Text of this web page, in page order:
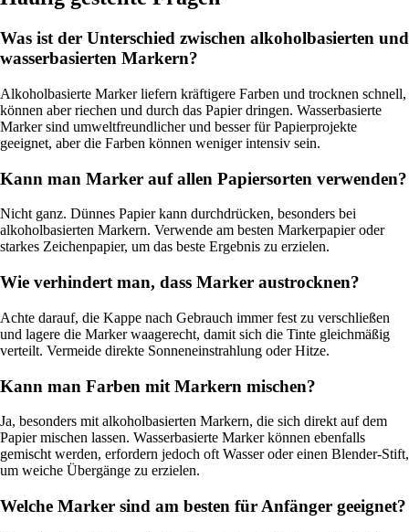
Was ist der Unterschied zwischen alkoholbasierten und
wasserbasierten Markern?
Alkoholbasierte Marker liefern kräftigere Farben und trocknen schnell,
können aber riechen und durch das Papier dringen. Wasserbasierte
Marker sind umweltfreundlicher und besser für Papierprojekte
geeignet, aber die Farben können weniger intensiv sein.
Kann man Marker auf allen Papiersorten verwenden?
Nicht ganz. Dünnes Papier kann durchdrücken, besonders bei
alkoholbasierten Markern. Verwende am besten Markerpapier oder
starkes Zeichenpapier, um das beste Ergebnis zu erzielen.
Wie verhindert man, dass Marker austrocknen?
Achte darauf, die Kappe nach Gebrauch immer fest zu verschließen
und lagere die Marker waagerecht, damit sich die Tinte gleichmäßig
verteilt. Vermeide direkte Sonneneinstrahlung oder Hitze.
Kann man Farben mit Markern mischen?
Ja, besonders mit alkoholbasierten Markern, die sich direkt auf dem
Papier mischen lassen. Wasserbasierte Marker können ebenfalls
gemischt werden, erfordern jedoch oft Wasser oder einen Blender-Stift,
um weiche Übergänge zu erzielen.
Welche Marker sind am besten für Anfänger geeignet?